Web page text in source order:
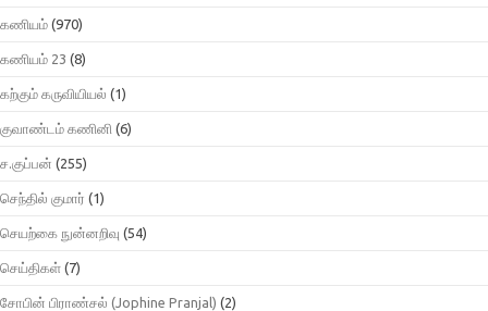
கணியம் (970)
கணியம் 23 (8)
கற்கும் கருவியியல் (1)
குவாண்டம் கணினி (6)
ச.குப்பன் (255)
செந்தில் குமார் (1)
செயற்கை நுன்னறிவு (54)
செய்திகள் (7)
சோபின் பிராண்சல் (Jophine Pranjal) (2)